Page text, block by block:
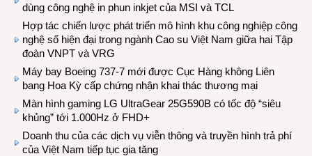
dùng công nghệ in phun inkjet của MSI và TCL
Hợp tác chiến lược phát triển mô hình khu công nghiệp công
nghệ số hiện đại trong ngành Cao su Việt Nam giữa hai Tập
đoàn VNPT và VRG
Máy bay Boeing 737-7 mới được Cục Hàng không Liên
bang Hoa Kỳ cấp chứng nhận khai thác thương mại
Màn hình gaming LG UltraGear 25G590B có tốc độ “siêu
khủng” tới 1.000Hz ở FHD+
Doanh thu của các dịch vụ viễn thông và truyền hình trả phí
của Việt Nam tiếp tục gia tăng